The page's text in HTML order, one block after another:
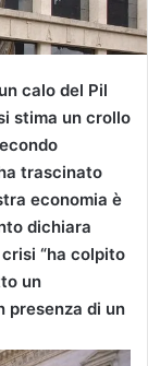
calo del Pil
stima un crollo
trascinato
economia è
dichiara
“ha colpito
un
presenza di un